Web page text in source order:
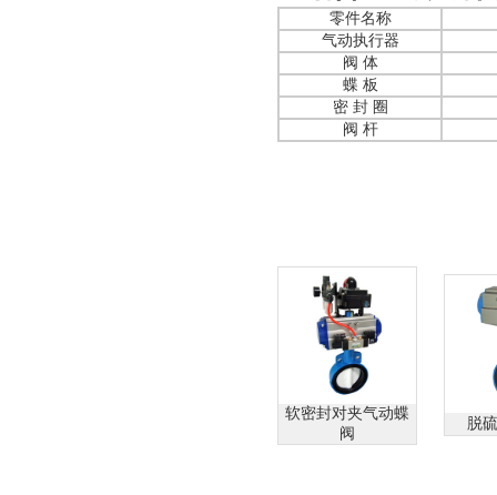
零件名称
气动执行器
阀 体
蝶 板
密 封 圈
阀 杆
软密封对夹气动蝶
阀
脱